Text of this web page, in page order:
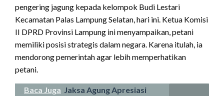
pengering jagung kepada kelompok Budi Lestari
Kecamatan Palas Lampung Selatan, hari ini. Ketua Komisi
II DPRD Provinsi Lampung ini menyampaikan, petani
memiliki posisi strategis dalam negara. Karena itulah, ia
mendorong pemerintah agar lebih memperhatikan
petani.
Baca Juga Jaksa Agung Apresiasi